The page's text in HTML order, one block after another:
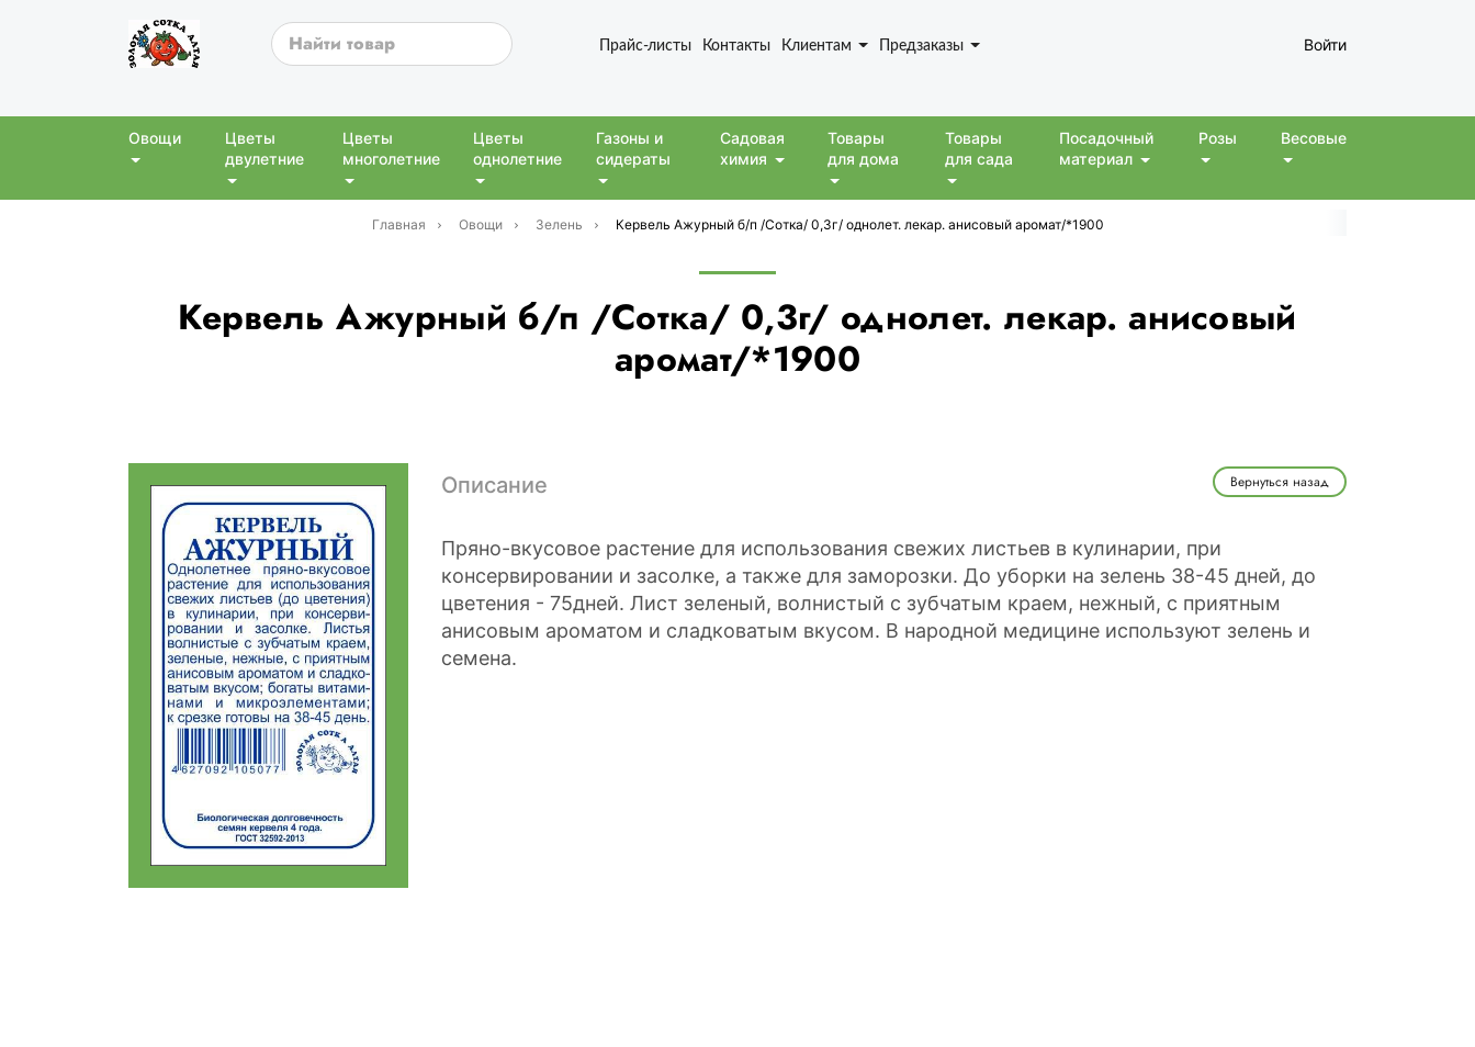
Прайс-листы Контакты Клиентам Предзаказы Войти
Овощи
Цветы
двулетние
Цветы
многолетние
Цветы
однолетние
Газоны и
сидераты
Садовая
химия
Товары
для дома
Товары
для сада
Посадочный
материал
Розы Весовые
Главная Овощи Зелень Кервель Ажурный б/п /Сотка/ 0,3г/ однолет. лекар. анисовый аромат/*1900
Кервель Ажурный б/п /Сотка/ 0,3г/ однолет. лекар. анисовый
аромат/*1900
Вернуться назад
Описание
Пряно-вкусовое растение для использования свежих листьев в кулинарии, при
консервировании и засолке, а также для заморозки. До уборки на зелень 38-45 дней, до
цветения - 75дней. Лист зеленый, волнистый с зубчатым краем, нежный, с приятным
анисовым ароматом и сладковатым вкусом. В народной медицине используют зелень и
семена.